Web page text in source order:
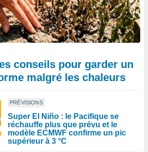
conseils pour garder un
malgré les chaleurs
PRÉVISIONS
Super El Niño : le Pacifique se
réchauffe plus que prévu et le
modèle ECMWF confirme un pic
supérieur à 3 °C